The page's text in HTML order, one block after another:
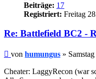
Beiträge: 17
Registriert: Freitag
Re: Battlefield BC2 -
Beitrag
von humungus »
Cheater: LaggyRecon (war